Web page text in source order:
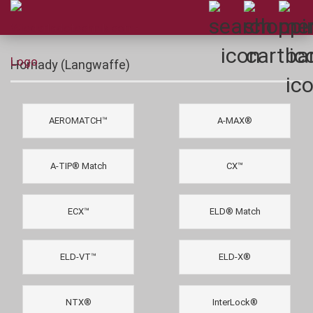
Hornady (Langwaffe)
AEROMATCH™ A-MAX®
A-TIP® Match CX™
ECX™ ELD® Match
ELD‑VT™ ELD-X®
NTX® InterLock®